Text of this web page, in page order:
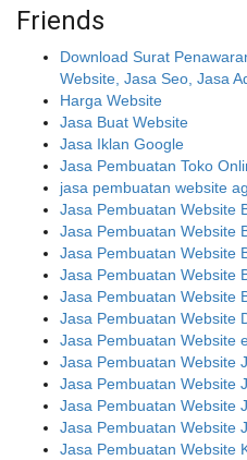
Friends
Download Surat
Website, Jasa Seo, Jasa
Harga Website
Jasa Buat Website
Jasa Iklan Google
Jasa Pembuatan Toko
jasa pembuatan website
Jasa Pembuatan Website
Jasa Pembuatan Website
Jasa Pembuatan Website
Jasa Pembuatan Website
Jasa Pembuatan Website
Jasa Pembuatan Website
Jasa Pembuatan Website
Jasa Pembuatan Website
Jasa Pembuatan Website
Jasa Pembuatan Website
Jasa Pembuatan Website
Jasa Pembuatan Website